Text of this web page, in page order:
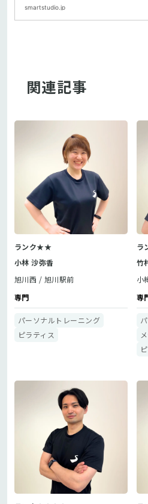
所：旭川市宮下通7丁目2-5 イオンモ
smartstudio.jp
関連記事
ランク★★
小林 沙弥香
旭川西
旭川駅前
専門
パーソナルトレーニング
ピラティス
竹
小
専